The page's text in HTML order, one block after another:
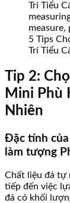
5 Tips
Trí Tiểu
Tip 2:
Mini Phù
Nhiên
Đặc tính
làm tượng
Chất liệu đá tự
tiếp đến việc
đá có khối